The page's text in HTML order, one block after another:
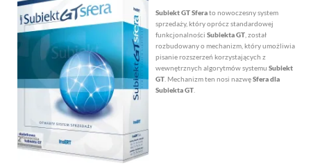
Subiekt GT Sferato nowoczesny system
sprzedaży, który oprócz standardowej
funkcjonalności Subiekta GT, został
rozbudowany o mechanizm, który umożliwia
pisanie rozszerzeń korzystających z
wewnętrznych algorytmów systemu Subiekt
GT. Mechanizm ten nosi nazwęSfera dla
Subiekta GT.